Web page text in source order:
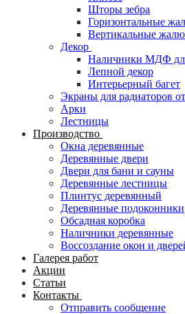
Шторы зебра
Горизонтальные
Вертикальные
Декор
Наличники МДФ
Лепной декор
Интерьерный багет
Экраны для радиаторов
Арки
Лестницы
Производство
Окна деревянные
Деревянные двери
Двери для бани и сауны
Деревянные лестницы
Плинтус деревянный
Деревянные подоконники
Обсадная коробка
Наличники деревянные
Воссоздание окон и
Галерея работ
Акции
Статьи
Контакты
Отправить сообщение